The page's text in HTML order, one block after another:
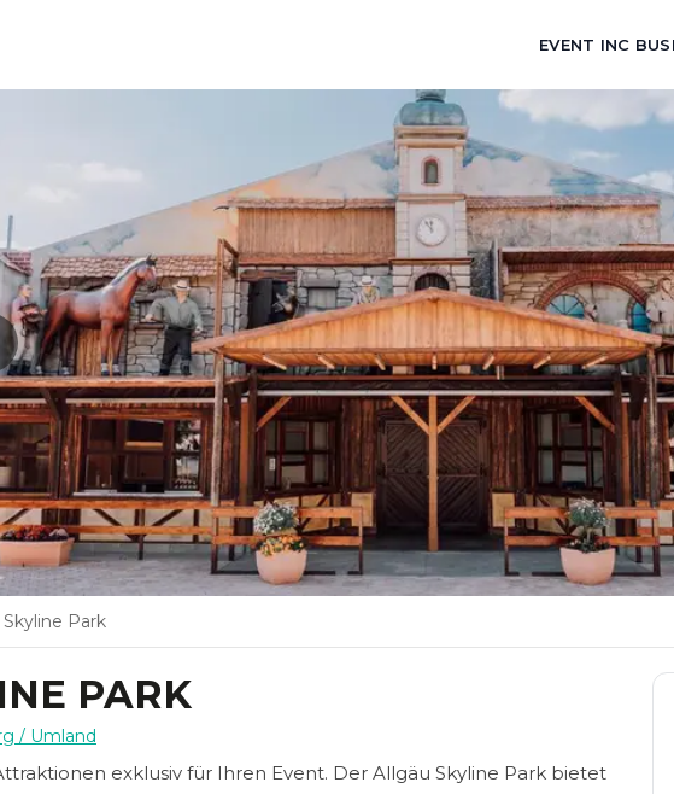
EVENT INC
Park
PARK
/ Umland
exklusiv für Ihren Event. Der Allgäu Skyline Park bietet